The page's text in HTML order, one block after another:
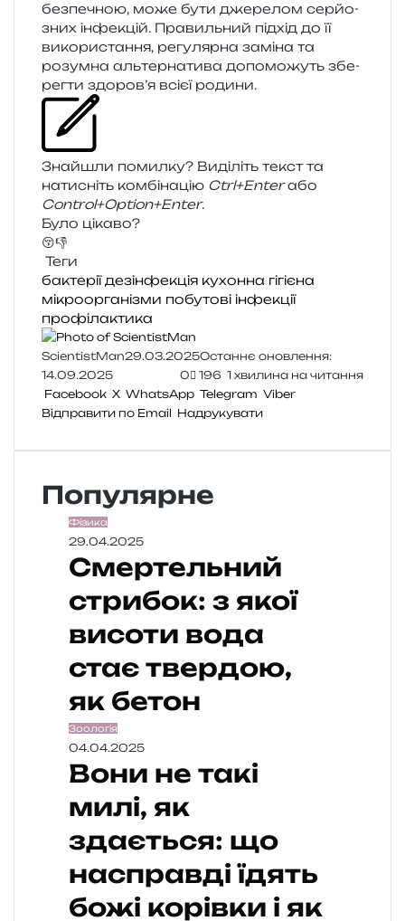
без­пе­чною, може бути дже­ре­лом сер­йо­
зних інфе­кцій. Правильний під­хід до її
вико­ри­ста­н­ня, регу­ляр­на замі­на та
розум­на аль­тер­на­ти­ва допо­мо­жуть збе­
рег­ти здоров’я всієї родини.
Знайшли помил­ку? Виділіть текст та
нати­сніть ком­бі­на­цію Ctrl+Enterабо
Control+Option+Enter.
Було цікаво?
😚👎
Теги
бактерії дезінфекція кухонна гігієна
мікроорганізми побутові інфекції
профілактика
ScientistMan29.03.2025Останнє оновлення:
14.09.2025
0 196 1 хвилина на читання
Facebook X WhatsApp Telegram Viber
Відправити по Email Надрукувати
Популярне
Фізика
29.04.2025
Смертельний
стрибок: з якої
висоти вода
стає твердою,
як бетон
Зоологія
04.04.2025
Вони не такі
милі, як
здається: що
насправді їдять
божі корівки і як